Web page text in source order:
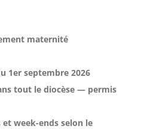
maternité
1er septembre 2026
tout le diocèse — permis
week-ends selon le